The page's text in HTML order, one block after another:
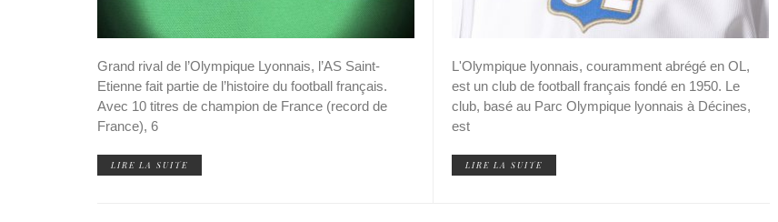
Grand rival de l’Olympique Lyonnais, l’AS Saint-
Etienne fait partie de l’histoire du football français.
Avec 10 titres de champion de France (record de
France), 6
LIRE LA SUITE
L'Olympique lyonnais, couramment abrégé en OL,
est un club de football français fondé en 1950. Le
club, basé au Parc Olympique lyonnais à Décines,
est
LIRE LA SUITE